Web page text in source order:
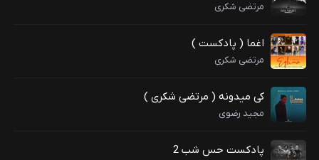
مرتضی شکری
اغما ( پادکست )
مرتضی شکری
کی میدونه ( مرتضی شکری )
مجید رضوی
پادکست حس شب 2